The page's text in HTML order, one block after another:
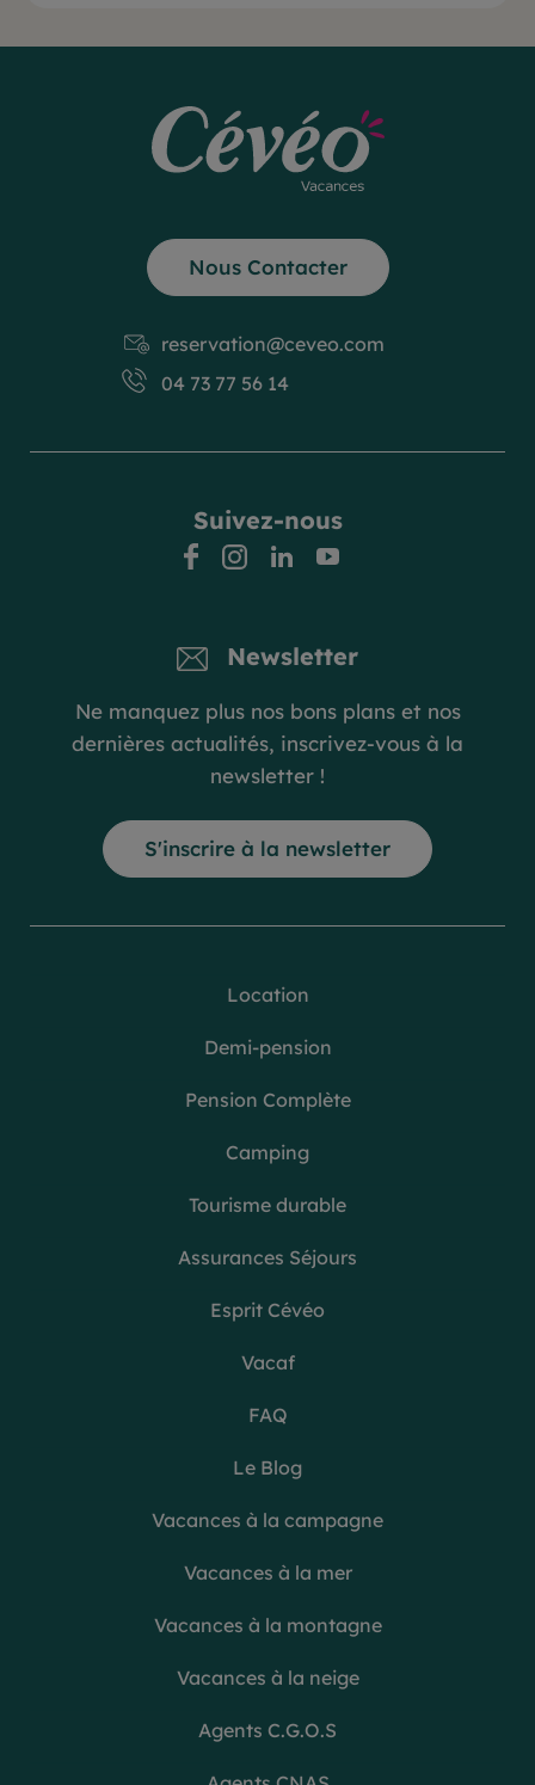
Nous Contacter
reservation@ceveo.com
04 73 77 56 14
Location
Demi-pension
Pension Complète
Camping
Tourisme durable
Assurances Séjours
Esprit Cévéo
Vacaf
FAQ
Le Blog
Vacances à la campagne
Vacances à la mer
Vacances à la montagne
Vacances à la neige
Agents C.G.O.S
Suivez-nous
facebook
instagramlinkedinyoutube
Newsletter
Ne manquez plus nos bons plans et nos
dernières actualités, inscrivez-vous à la
newsletter !
S'inscrire à la newsletter